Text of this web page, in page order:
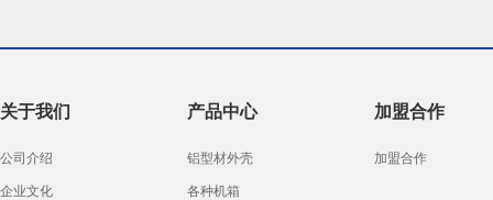
关于我们
公司介绍
企业文化
产品中心
铝型材外壳
各种机箱
加盟合作
加盟合作